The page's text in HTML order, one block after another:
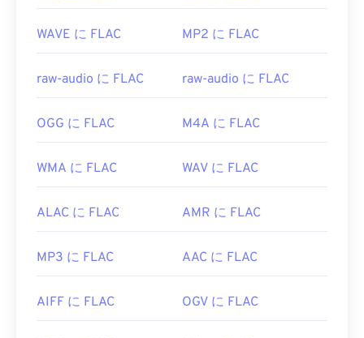
役立つリンク:
https://en.wikipedia.org/wiki/FLAC
WAVE に FLAC MP2 に FLAC
raw-audio に FLAC raw-audio に FLAC
OGG に FLAC M4A に FLAC
WMA に FLAC WAV に FLAC
ALAC に FLAC AMR に FLAC
MP3 に FLAC AAC に FLAC
AIFF に FLAC OGV に FLAC